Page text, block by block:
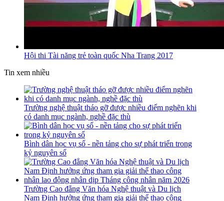
Hội thi Tài năng trẻ toàn quốc Nha Trang 2017
Tin xem nhiều
Trường nghệ thuật tháo gỡ được nhiều điểm nghẽn khi
có danh mục ngành, nghề đặc thù
Bình dân học vụ số - nền tảng cho sự phát triển trong
kỷ nguyên số
Trường Cao đẳng Văn hóa Nghệ thuật và Du lịch
Nam Định hưởng ứng tham gia giải thể thao công